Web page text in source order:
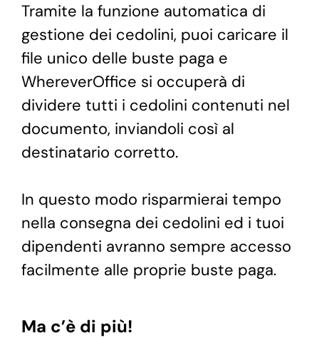
Tramite la funzione automatica di
gestione dei cedolini, puoi caricare il
file unico delle buste paga e
WhereverOffice si occuperà di
dividere tutti i cedolini contenuti nel
documento, inviandoli così al
destinatario corretto.
In questo modo risparmierai tempo
nella consegna dei cedolini ed i tuoi
dipendenti avranno sempre accesso
facilmente alle proprie buste paga.
Ma c’è di più!